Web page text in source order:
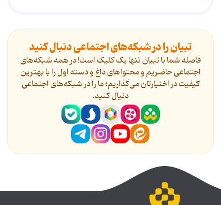
تبیان را در شبکه‌های اجتماعی دنبال کنید
فاصله شما با تبیان تنها یک کلیک است! در همه شبکه‌های
اجتماعی حاضریم و محتواهای داغ و دسته اول را با بهترین
کیفیت در اختیارتان می‌گذاریم؛ ما را در شبکه‌های اجتماعی
دنیال کنید.